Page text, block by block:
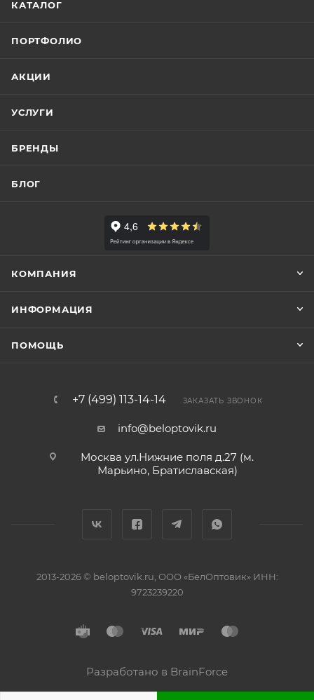
КАТАЛОГ
ПОРТФОЛИО
АКЦИИ
УСЛУГИ
БРЕНДЫ
БЛОГ
КОМПАНИЯ
ИНФОРМАЦИЯ
ПОМОЩЬ
+7 (499) 113-14-14 ЗАКАЗАТЬ ЗВОНОК
info@beloptovik.ru
Москва ул.Нижние поля д.27 (м.
Марьино, Братиславская)
2013-2026 © beloptovik.ru, ООО «БелОптовик» ИНН:
9723239220
Разработано в BrainForce